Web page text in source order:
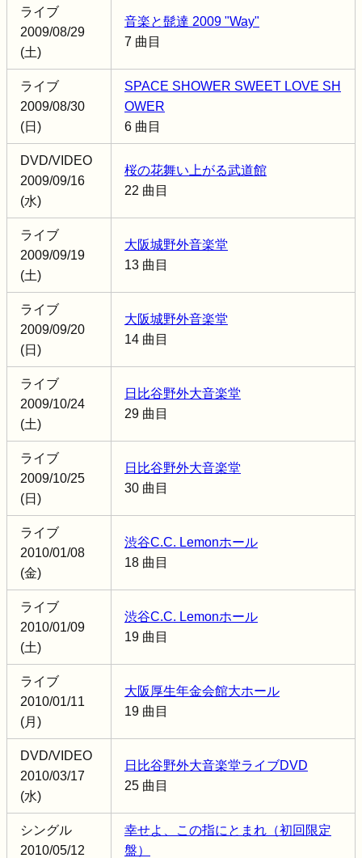
ライブ
2009/08/29
(土)
音楽と髭達 2009 "Way"
7 曲目
ライブ
2009/08/30
(日)
SPACE SHOWER SWEET LOVE SH
OWER
6 曲目
DVD/VIDEO
2009/09/16
(水)
桜の花舞い上がる武道館
22 曲目
ライブ
2009/09/19
(土)
大阪城野外音楽堂
13 曲目
ライブ
2009/09/20
(日)
大阪城野外音楽堂
14 曲目
ライブ
2009/10/24
(土)
日比谷野外大音楽堂
29 曲目
ライブ
2009/10/25
(日)
日比谷野外大音楽堂
30 曲目
ライブ
2010/01/08
(金)
渋谷C.C. Lemonホール
18 曲目
ライブ
2010/01/09
(土)
渋谷C.C. Lemonホール
19 曲目
ライブ
2010/01/11
(月)
大阪厚生年金会館大ホール
19 曲目
DVD/VIDEO
2010/03/17
(水)
日比谷野外大音楽堂ライブDVD
25 曲目
シングル
2010/05/12
幸せよ、この指にとまれ（初回限定
盤）